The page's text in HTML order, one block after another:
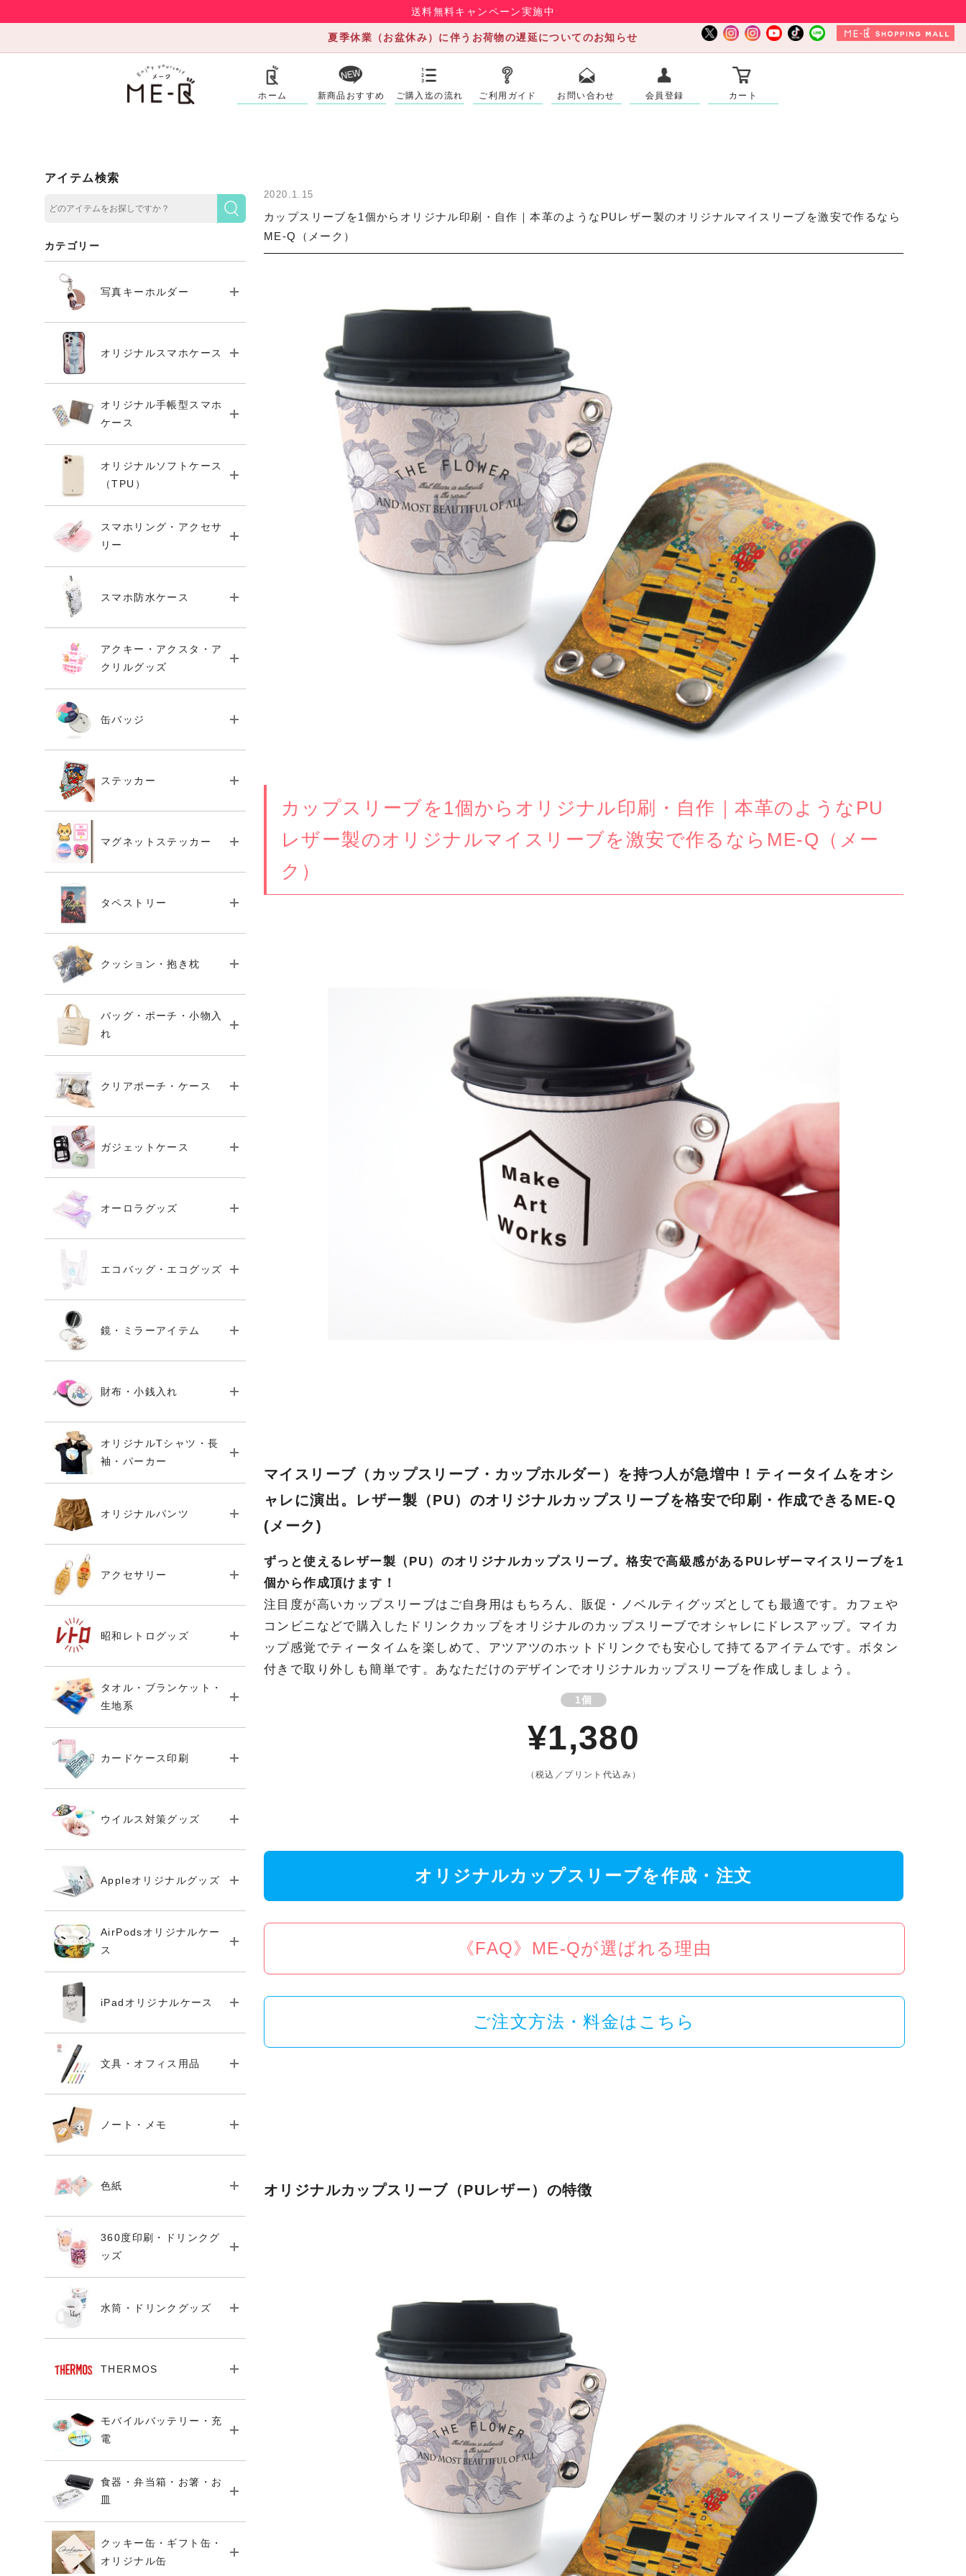
送料無料キャンペーン実施中
夏季休業（お盆休み）に伴うお荷物の遅延についてのお知らせ
ホーム 新商品おすすめ ご購入迄の流れ ご利用ガイド お問い合わせ 会員登録 カート
2020.1.15
カップスリーブを1個からオリジナル印刷・自作｜本革のようなPUレザー製のオリジナルマイスリーブを激安で作るなら
ME-Q（メーク）
カップスリーブを1個からオリジナル印刷・自作｜本革のようなPU
レザー製のオリジナルマイスリーブを激安で作るならME-Q（メー
ク）
マイスリーブ（カップスリーブ・カップホルダー）を持つ人が急増中！ティータイムをオシ
ャレに演出。レザー製（PU）のオリジナルカップスリーブを格安で印刷・作成できるME-Q
(メーク)
ずっと使えるレザー製（PU）のオリジナルカップスリーブ。格安で高級感があるPUレザーマイスリーブを1
個から作成頂けます！
注目度が高いカップスリーブはご自身用はもちろん、販促・ノベルティグッズとしても最適です。カフェや
コンビニなどで購入したドリンクカップをオリジナルのカップスリーブでオシャレにドレスアップ。マイカ
ップ感覚でティータイムを楽しめて、アツアツのホットドリンクでも安心して持てるアイテムです。ボタン
付きで取り外しも簡単です。あなただけのデザインでオリジナルカップスリーブを作成しましょう。
1個
¥1,380
（税込／プリント代込み）
オリジナルカップスリーブを作成・注文
《FAQ》ME-Qが選ばれる理由
ご注文方法・料金はこちら
オリジナルカップスリーブ（PUレザー）の特徴
アイテム検索
カテゴリー
写真キーホルダー
オリジナルスマホケース
オリジナル手帳型スマホ
ケース
オリジナルソフトケース
（TPU）
スマホリング・アクセサ
リー
スマホ防水ケース
アクキー・アクスタ・ア
クリルグッズ
缶バッジ
ステッカー
マグネットステッカー
タペストリー
クッション・抱き枕
バッグ・ポーチ・小物入
れ
クリアポーチ・ケース
ガジェットケース
オーロラグッズ
エコバッグ・エコグッズ
鏡・ミラーアイテム
財布・小銭入れ
オリジナルTシャツ・長
袖・パーカー
オリジナルパンツ
アクセサリー
昭和レトログッズ
タオル・ブランケット・
生地系
カードケース印刷
ウイルス対策グッズ
Appleオリジナルグッズ
AirPodsオリジナルケー
ス
iPadオリジナルケース
文具・オフィス用品
ノート・メモ
色紙
360度印刷・ドリンクグ
ッズ
水筒・ドリンクグッズ
THERMOS
モバイルバッテリー・充
電
食器・弁当箱・お箸・お
皿
クッキー缶・ギフト缶・
オリジナル缶